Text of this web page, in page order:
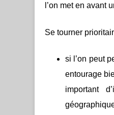
l’on met en avant
Se tourner
si l’on peut
entourage
important